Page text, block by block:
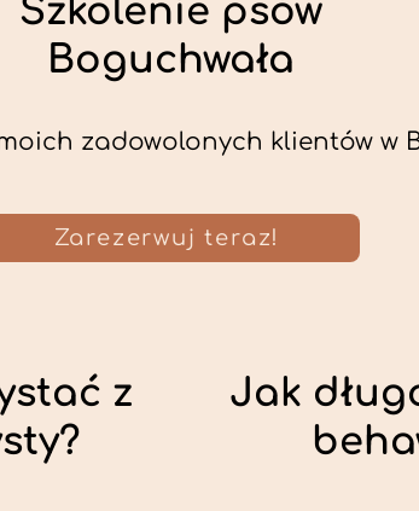
Szkolenie psów
Boguchwała
zadowolonych klientów w
Zarezerwuj teraz!
z
Jak